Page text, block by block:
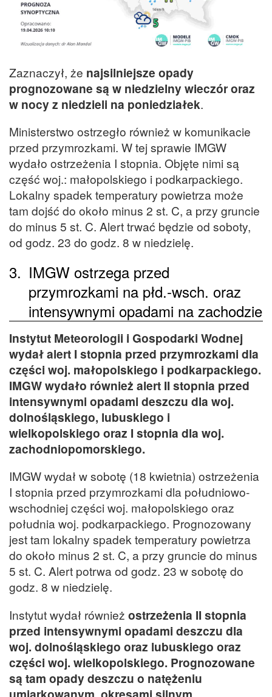
Zaznaczył, że najsilniejsze opady
prognozowane są w niedzielny wieczór oraz
w nocy z niedzieli na poniedziałek.
Ministerstwo ostrzegło również w komunikacie
przed przymrozkami. W tej sprawie IMGW
wydało ostrzeżenia I stopnia. Objęte nimi są
część woj.: małopolskiego i podkarpackiego.
Lokalny spadek temperatury powietrza może
tam dojść do około minus 2 st. C, a przy gruncie
do minus 5 st. C. Alert trwać będzie od soboty,
od godz. 23 do godz. 8 w niedzielę.
3. IMGW ostrzega przed
przymrozkami na płd.-wsch. oraz
intensywnymi opadami na zachodzie
Instytut Meteorologii i Gospodarki Wodnej
wydał alert I stopnia przed przymrozkami dla
części woj. małopolskiego i podkarpackiego.
IMGW wydało również alert II stopnia przed
intensywnymi opadami deszczu dla woj.
dolnośląskiego, lubuskiego i
wielkopolskiego oraz I stopnia dla woj.
zachodniopomorskiego.
IMGW wydał w sobotę (18 kwietnia) ostrzeżenia
I stopnia przed przymrozkami dla południowo-
wschodniej części woj. małopolskiego oraz
południa woj. podkarpackiego. Prognozowany
jest tam lokalny spadek temperatury powietrza
do około minus 2 st. C, a przy gruncie do minus
5 st. C. Alert potrwa od godz. 23 w sobotę do
godz. 8 w niedzielę.
Instytut wydał również ostrzeżenia II stopnia
przed intensywnymi opadami deszczu dla
woj. dolnośląskiego oraz lubuskiego oraz
części woj. wielkopolskiego. Prognozowane
są tam opady deszczu o natężeniu